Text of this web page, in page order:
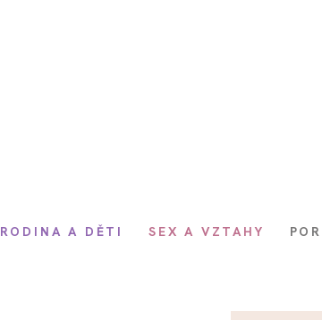
RODINA A DĚTI SEX A VZTAHY